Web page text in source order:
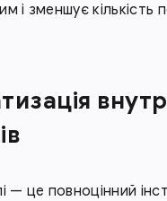
і зменшує кількість
— це повноцінний